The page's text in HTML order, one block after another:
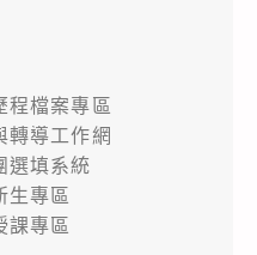
程檔案專區
轉導工作網
選填系統
生專區
課專區